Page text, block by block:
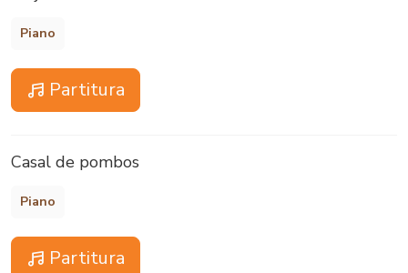
Piano
Partitura
Casal de pombos
Piano
Partitura